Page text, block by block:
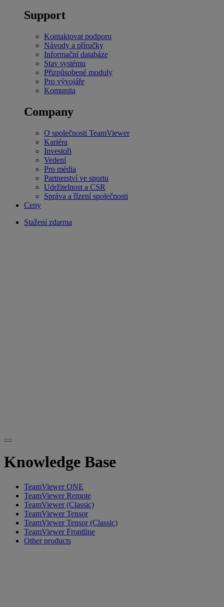
Support
Kontaktovat podporu
Návody a příručky
Informační databáze
Stav systému
Přizpůsobené moduly
Pro vývojáře
Komunita
Company
O společnosti TeamViewer
Kariéra
Investoři
Vedení
Pro média
Partnerství ve sportu
Udržitelnost a CSR
Správa a řízení společnosti
Ceny
Stažení zdarma
Knowledge Base
TeamViewer ONE
TeamViewer Remote
TeamViewer (Classic)
TeamViewer Tensor
TeamViewer Tensor (Classic)
TeamViewer Frontline
Other products